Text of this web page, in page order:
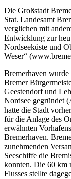
Die Großstadt
Stat. Landesamt
verglichen mit
Entwicklung zur
Nordseeküste und
Weser“
Bremerhaven wurde
Bremer
Geestendorf und
Nordsee gegründet
hatte die Stadt
für die Anlage des
erwähnten
Bremerhaven.
zunehmenden
Seeschiffe die
konnten. Die 60 km
Flusses stellte